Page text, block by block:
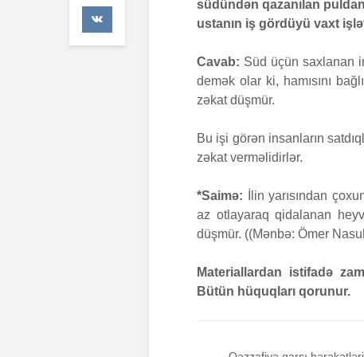
südündən qazanılan
ustanın iş gördüyü vaxt
Cavab: Süd üçün saxlanan
demək olar ki, hamısını
zəkat düşmür.
Bu işi görən insanların
zəkat verməlidirlər.
*Saimə: İlin yarısından
az otlayaraq qidalanan
düşmür. ((Mənbə: Ömer
Materiallardan istifadə
Bütün hüquqları qorunur.
7 İyul 2026
48 Baxış